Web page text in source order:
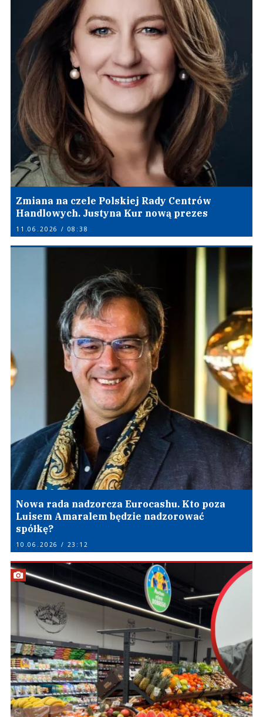
Zmiana na czele Polskiej Rady Centrów
Handlowych. Justyna Kur nową prezes
11.06.2026 / 08:38
Nowa rada nadzorcza Eurocashu. Kto poza
Luisem Amaralem będzie nadzorować
spółkę?
10.06.2026 / 23:12